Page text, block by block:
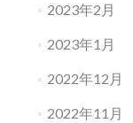
2023年2月
2023年1月
2022年12月
2022年11月